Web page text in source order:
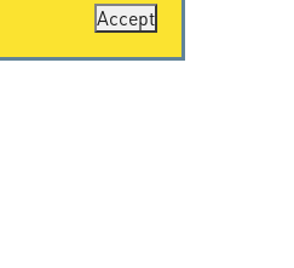
Accept